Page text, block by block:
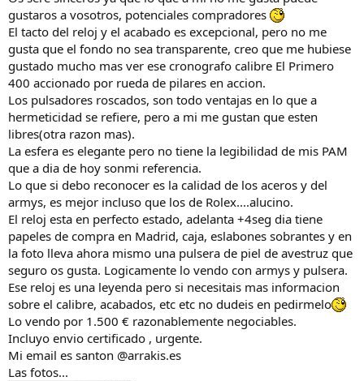
o
gustaros a vosotros, potenciales compradores
El tacto del reloj y el acabado es excepcional, pero no me
gusta que el fondo no sea transparente, creo que me hubiese
gustado mucho mas ver ese cronografo calibre El Primero
400 accionado por rueda de pilares en accion.
Los pulsadores roscados, son todo ventajas en lo que a
hermeticidad se refiere, pero a mi me gustan que esten
libres(otra razon mas).
La esfera es elegante pero no tiene la legibilidad de mis PAM
que a dia de hoy sonmi referencia.
Lo que si debo reconocer es la calidad de los aceros y del
armys, es mejor incluso que los de Rolex....alucino.
El reloj esta en perfecto estado, adelanta +4seg dia tiene
papeles de compra en Madrid, caja, eslabones sobrantes y en
la foto lleva ahora mismo una pulsera de piel de avestruz que
seguro os gusta. Logicamente lo vendo con armys y pulsera.
Ese reloj es una leyenda pero si necesitais mas informacion
sobre el calibre, acabados, etc etc no dudeis en pedirmelo
Lo vendo por 1.500 € razonablemente negociables.
Incluyo envio certificado , urgente.
Mi email es santon @arrakis.es
Las fotos...